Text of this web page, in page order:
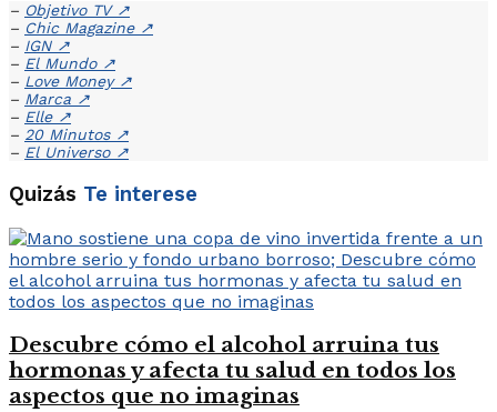
– Objetivo TV ↗
– Chic Magazine ↗
– IGN ↗
– El Mundo ↗
– Love Money ↗
– Marca ↗
– Elle ↗
– 20 Minutos ↗
– El Universo ↗
Quizás Te interese
Descubre cómo el alcohol arruina tus
hormonas y afecta tu salud en todos los
aspectos que no imaginas